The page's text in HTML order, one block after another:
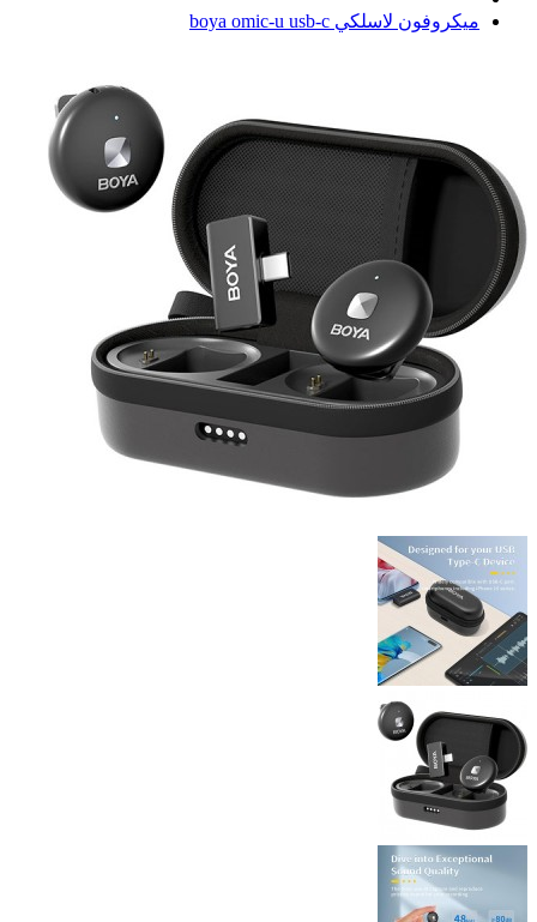
ميكروفون لاسلكي boya omic-u usb-c